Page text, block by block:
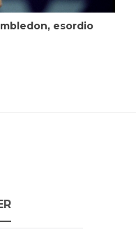
esordio